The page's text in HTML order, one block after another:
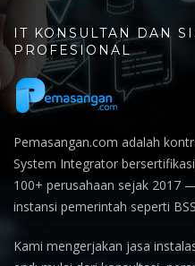
IT KONSULTAN DAN
PROFESIONAL
Pemasangan.com adalah
System Integrator
100+ perusahaan sejak 2017
instansi pemerintah seperti
Kami mengerjakan jasa